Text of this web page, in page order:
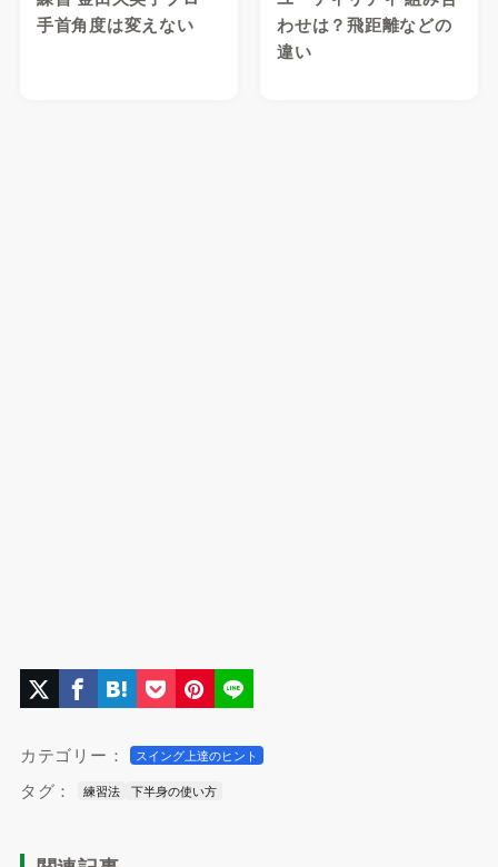
手首角度は変えない
わせは？飛距離などの
違い
カテゴリー： スイング上達のヒント
タグ： 練習法 下半身の使い方